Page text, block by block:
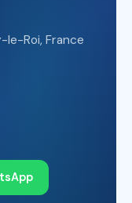
le-Roi, France